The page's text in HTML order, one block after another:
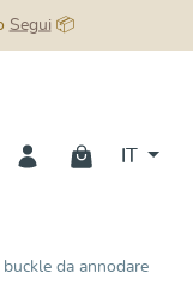
Segui📦
da annodare